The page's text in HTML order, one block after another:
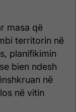
masa që
territorin në
planifikimin
bien ndesh
në
në vitin